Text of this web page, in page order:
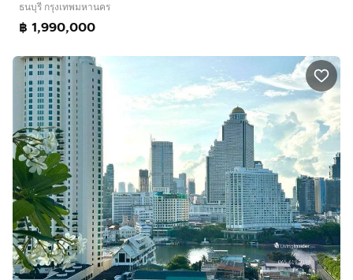
ธนบุรี กรุงเทพมหานคร
฿ 1,990,000